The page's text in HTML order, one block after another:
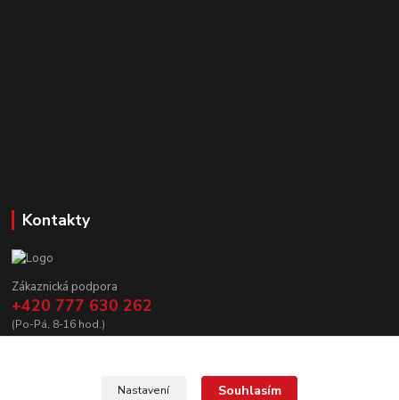
Kontakty
Zákaznická podpora
+420 777 630 262
(Po-Pá, 8-16 hod.)
Nastavení Souhlasím